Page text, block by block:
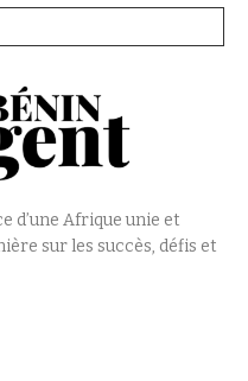
d’une Afrique unie et
sur les succès, défis et